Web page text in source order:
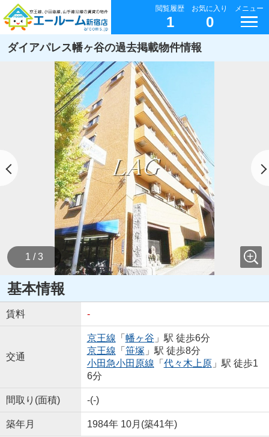
閲覧履歴
1
お気に入り
0
メニュー
ダイアパレス幡ヶ谷の過去掲載物件情報
1 / 3
基本情報
賃料 -
交通
京王線 「 幡ヶ谷 」駅 徒歩6分
京王線 「 笹塚 」駅 徒歩8分
小田急小田原線 「 代々木上原」駅 徒歩1
6分
間取り(面積) -(-)
築年月 1984年 10月(築41年)